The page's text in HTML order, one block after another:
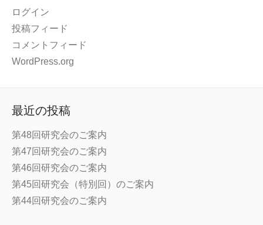
ログイン
投稿フィード
コメントフィード
WordPress.org
最近の投稿
第48回研究会のご案内
第47回研究会のご案内
第46回研究会のご案内
第45回研究会（特別回）のご案内
第44回研究会のご案内